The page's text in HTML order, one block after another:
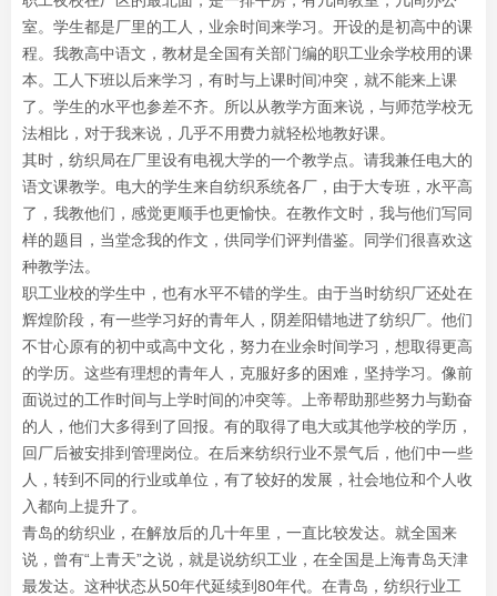
室。学生都是厂里的工人，业余时间来学习。开设的是初高中的课
程。我教高中语文，教材是全国有关部门编的职工业余学校用的课
本。工人下班以后来学习，有时与上课时间冲突，就不能来上课
了。学生的水平也参差不齐。所以从教学方面来说，与师范学校无
法相比，对于我来说，几乎不用费力就轻松地教好课。
其时，纺织局在厂里设有电视大学的一个教学点。请我兼任电大的
语文课教学。电大的学生来自纺织系统各厂，由于大专班，水平高
了，我教他们，感觉更顺手也更愉快。在教作文时，我与他们写同
样的题目，当堂念我的作文，供同学们评判借鉴。同学们很喜欢这
种教学法。
职工业校的学生中，也有水平不错的学生。由于当时纺织厂还处在
辉煌阶段，有一些学习好的青年人，阴差阳错地进了纺织厂。他们
不甘心原有的初中或高中文化，努力在业余时间学习，想取得更高
的学历。这些有理想的青年人，克服好多的困难，坚持学习。像前
面说过的工作时间与上学时间的冲突等。上帝帮助那些努力与勤奋
的人，他们大多得到了回报。有的取得了电大或其他学校的学历，
回厂后被安排到管理岗位。在后来纺织行业不景气后，他们中一些
人，转到不同的行业或单位，有了较好的发展，社会地位和个人收
入都向上提升了。
青岛的纺织业，在解放后的几十年里，一直比较发达。就全国来
说，曾有“上青天”之说，就是说纺织工业，在全国是上海青岛天津
最发达。这种状态从50年代延续到80年代。在青岛，纺织行业工